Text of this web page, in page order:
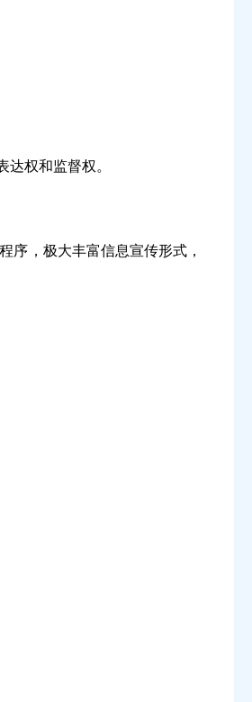
权和监督权。
序，极大丰富信息宣传形式，